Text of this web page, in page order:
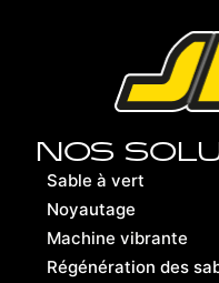
NOS
Sable à vert
Noyautage
Machine vibrante
Régénération des